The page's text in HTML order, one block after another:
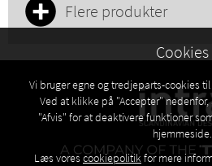
Flere produkter
Cookies
Vi bruger egne og tredjeparts-cookies
Ved at klikke på "Accepter"
"Afvis" for at deaktivere funktioner
hjemmeside.
Læs vorescookiepolitik for mere